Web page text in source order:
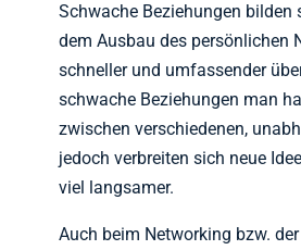
Schwache Beziehungen bilden
dem Ausbau des persönlichen
schneller und umfassender
schwache Beziehungen man
zwischen verschiedenen,
jedoch verbreiten sich neue
viel langsamer.
Auch beim Networking bzw.